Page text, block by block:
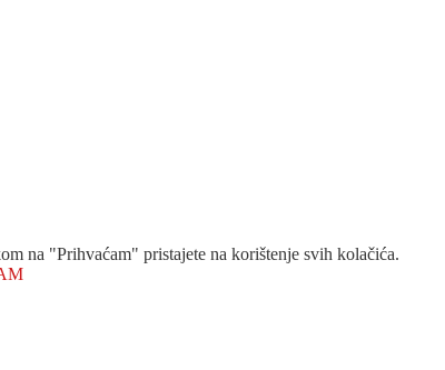
na "Prihvaćam" pristajete na korištenje svih kolačića.